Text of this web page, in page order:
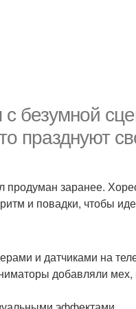
с безумной
празднуют
продуман заранее.
и повадки, чтобы
и датчиками на
добавляли